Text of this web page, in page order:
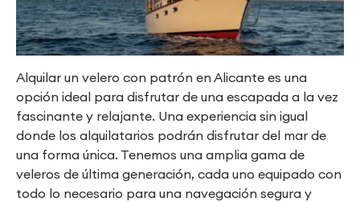
Alquilar un velero con patrón en Alicante es una
opción ideal para disfrutar de una escapada a la vez
fascinante y relajante. Una experiencia sin igual
donde los alquilatarios podrán disfrutar del mar de
una forma única. Tenemos una amplia gama de
veleros de última generación, cada uno equipado con
todo lo necesario para una navegación segura y